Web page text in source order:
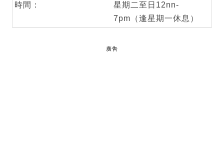
時間：
星期二至日12nn-
7pm（逢星期一休息）
廣告